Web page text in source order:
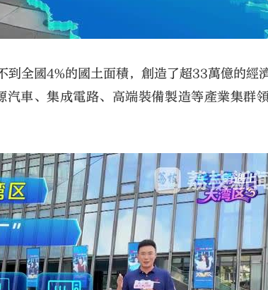
全國4%的國土面積，創造了超33萬億的經
車、集成電路、高端裝備製造等產業集群